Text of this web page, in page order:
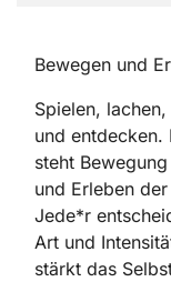
Bewegen und
Spielen,
und
steht
und Erleben
Jede*r
Art und
stärkt das